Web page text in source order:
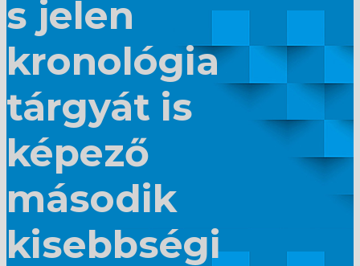
s jelen
kronológia
tárgyát is
képező
második
kisebbségi